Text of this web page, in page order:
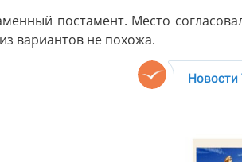
постамент. Место
вариантов не похожа.